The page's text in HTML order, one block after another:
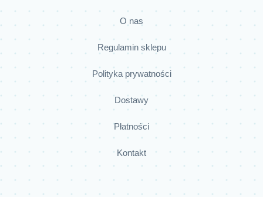
O nas
Regulamin sklepu
Polityka prywatności
Dostawy
Płatności
Kontakt